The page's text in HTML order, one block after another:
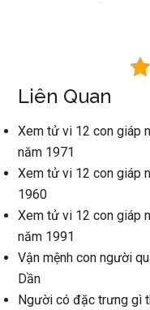
Liên Quan
Xem tử vi 12 con giáp
năm 1971
Xem tử vi 12 con giáp
1960
Xem tử vi 12 con giáp
năm 1991
Vận mệnh con người
Dần
Người có đặc trưng gì